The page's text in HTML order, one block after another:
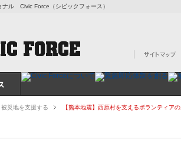
ナル Civic Force（シビックフォース）
被災地を支援する 【熊本地震】西原村を支えるボランティア